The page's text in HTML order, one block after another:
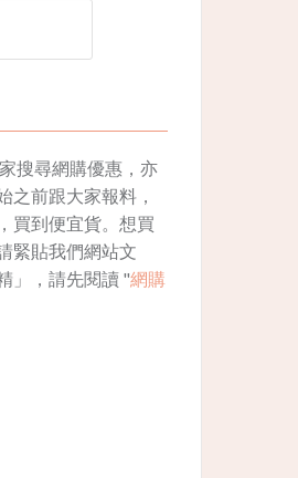
搜尋網購優惠，亦
之前跟大家報料，
買到便宜貨。想買
緊貼我們網站文
」，請先閱讀 "網購